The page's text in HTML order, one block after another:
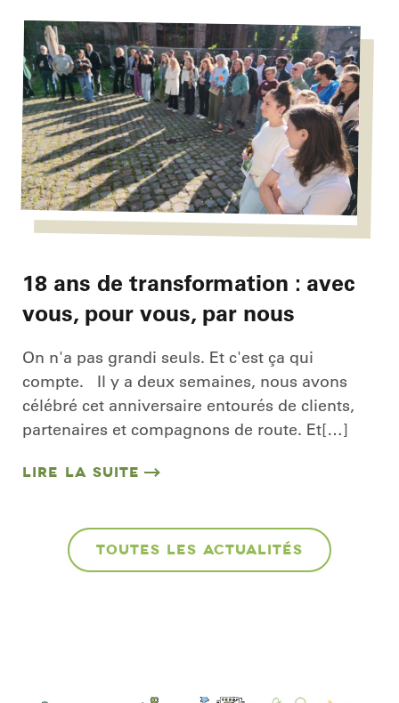
18 ans de transformation : avec
vous, pour vous, par nous
On n'a pas grandi seuls. Et c'est ça qui
compte. Il y a deux semaines, nous avons
célébré cet anniversaire entourés de clients,
partenaires et compagnons de route. Et[…]
LIRE LA SUITE
TOUTES LES ACTUALITÉS